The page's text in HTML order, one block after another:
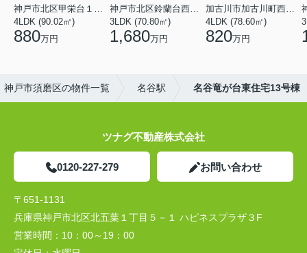
4LDK (90.02㎡)
880万円
3LDK (70.80㎡)
1,680万円
4LDK (78.60㎡)
820万円
神戸市須磨区の物件一覧 名谷駅 名谷竜が台東住宅13号棟
ツナグ不動産株式会社
0120-227-279 お問い合わせ
〒651-1131
兵庫県神戸市北区北五葉１丁目５－１ ハピネスプラザ３F
営業時間： 10：00～19：00